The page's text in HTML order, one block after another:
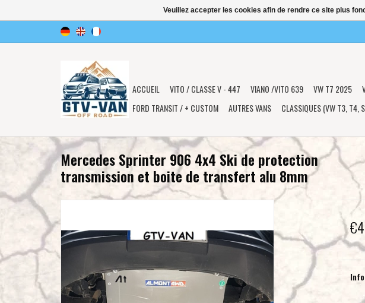
ACCUEIL VITO / CLASSE V - 447 VIANO /VITO 639 VW T7 2025
FORD TRANSIT / + CUSTOM
AUTRES VANS CLASSIQUES (VW T3, T4,
Mercedes Sprinter 906 4x4 Ski de protection
transmission et boite de transfert alu 8mm
Veuillez accepter les cookies afin de rendre ce site plus